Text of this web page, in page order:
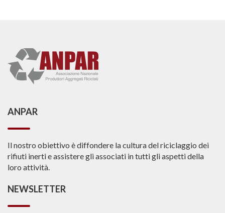
ANPAR
Il nostro obiettivo è diffondere la cultura del riciclaggio dei
rifiuti inerti e assistere gli associati in tutti gli aspetti della
loro attività.
NEWSLETTER